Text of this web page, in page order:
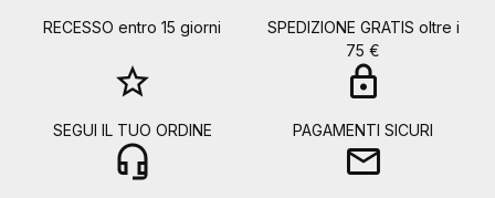
RECESSO entro 15 giorni
SPEDIZIONE GRATIS oltre i
75 €
star_border
SEGUI IL TUO ORDINE
lock
PAGAMENTI SICURI
headset_mic mail